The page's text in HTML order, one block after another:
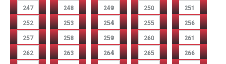
247 248 249 250 251
252 253 254 255 256
257 258 259 260 261
262 263 264 265 266